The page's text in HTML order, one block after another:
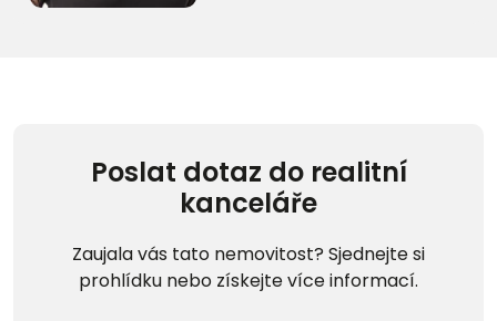
Poslat dotaz do realitní
kanceláře
Zaujala vás tato nemovitost? Sjednejte si
prohlídku nebo získejte více informací.